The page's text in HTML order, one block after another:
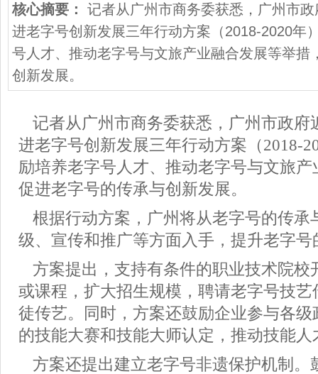
核心摘要：
记者从广州市商务委获悉，广州市
进老字号创新发展三年行动方案（2018-2020年
号人才、推动老字号与文旅产业融合发展等举措
创新发展。
记者从广州市商务委获悉，广州市政府
进老字号创新发展三年行动方案（2018-
励培养老字号人才、推动老字号与文旅
促进老字号的传承与创新发展。
根据行动方案，广州将从老字号的传承
级、宣传和推广等方面入手，提升老字号
方案提出，支持有条件的职业技术院校
或课程，扩大招生规模，聘请老字号技
徒传艺。同时，方案还鼓励企业参与各
的技能大赛和技能大师认定，推动技能人
方案还提出建立老字号非遗保护机制。